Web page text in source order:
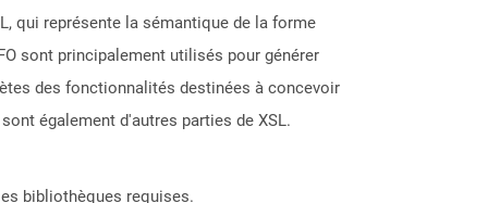
qui représente la sémantique de la forme
sont principalement utilisés pour générer
des fonctionnalités destinées à concevoir
également d'autres parties de XSL.
bibliothèques requises.